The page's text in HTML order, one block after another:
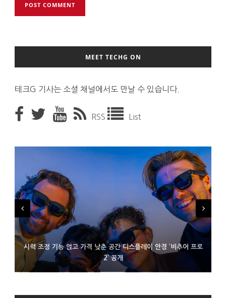
MEET TECHG ON
테크G 기사는 소셜 채널에서도 만날 수 있습니다.
RSS List
시력 조정 기능 얹고 가격 낮춘 공간 디스플레이 안경 ‘비추어 프로
2’ 공개
D램 부족에 10억달러어치 아이폰18 프로세서 패키징 대기 중
300~400달러 반지형 스피커 준비하는 오픈AI